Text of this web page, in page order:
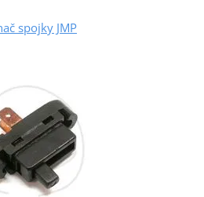
spojky JMP